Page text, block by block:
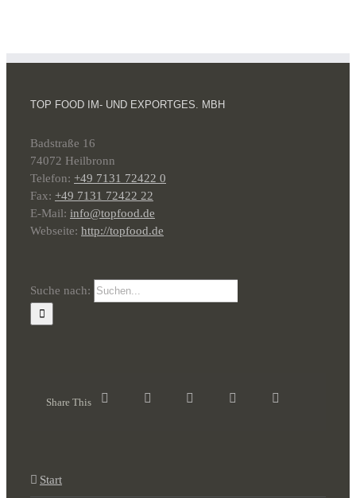
TOP FOOD IM- UND EXPORTGES. MBH
Badstraße 16
74072 Heilbronn
Telefon: +49 7131 72422 0
Fax: +49 7131 72422 22
E-Mail: info@topfood.de
Webseite: http://topfood.de
Suche nach:
Share This
Start